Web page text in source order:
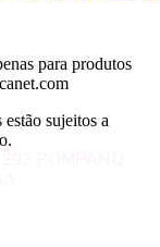
para produtos
sujeitos a